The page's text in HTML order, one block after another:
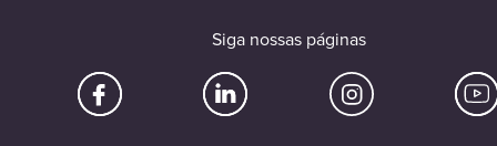
Siga nossas páginas